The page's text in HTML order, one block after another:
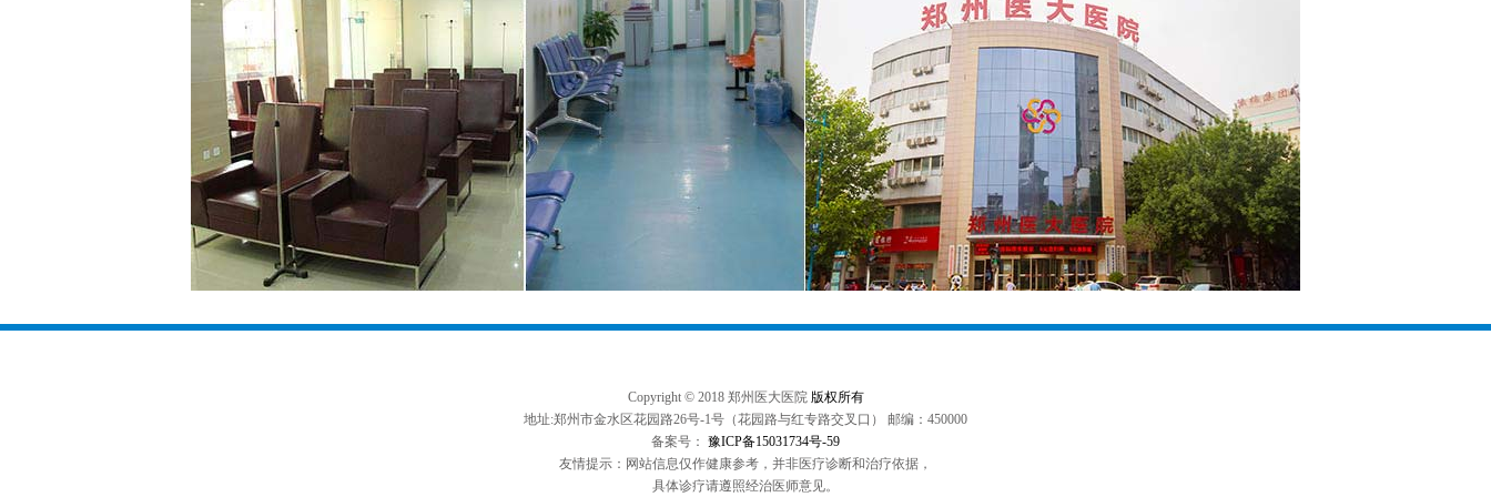
Copyright © 2018 郑州医大医院 版权所有
地址:郑州市金水区花园路26号-1号（花园路与红专路交叉口） 邮编：450000
备案号： 豫ICP备15031734号-59
友情提示：网站信息仅作健康参考，并非医疗诊断和治疗依据，
具体诊疗请遵照经治医师意见。